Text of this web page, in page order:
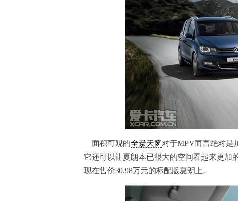
面积可观的全景天窗对于MPV而言绝对是
它还可以让夏朗本已很大的空间看起来更加
现在售价30.98万元的标配版夏朗上。